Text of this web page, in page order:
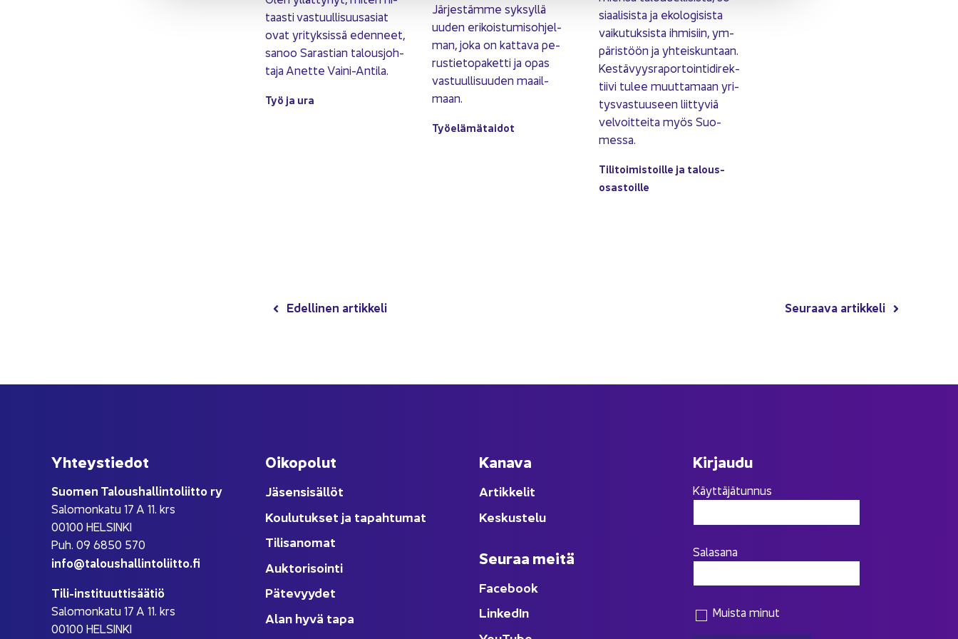
taas­ti vas­tuul­li­suus­asiat
ovat yri­tyk­sis­sä eden­neet,
sanoo Sa­ras­tian ta­lous­joh­
ta­ja Anet­te Vaini-​Antila.
Työ ja ura
Jär­jes­täm­me syk­syl­lä
uuden eri­kois­tu­mis­oh­jel­
man, joka on kat­ta­va pe­
rus­tie­to­pa­ket­ti ja opas
vas­tuul­li­suu­den maa­il­
maan.
Työ­elä­mä­tai­dot
si­aa­li­sis­ta ja eko­lo­gi­sis­ta
vai­ku­tuk­sis­ta ih­mi­siin, ym­
pä­ris­töön ja yh­teis­kun­taan.
Kes­tä­vyys­ra­por­toin­ti­di­rek­
tii­vi tulee muut­ta­maan yri­
tys­vas­tuuseen liit­ty­viä
vel­voit­tei­ta myös Suo­
mes­sa.
Ti­li­toi­mis­toil­le ja ta­lous­
osas­toil­le
Edel­li­nen ar­tik­ke­li Seu­raa­va ar­tik­ke­li
Yh­teys­tie­dot
Suo­men Ta­lous­hal­lin­to­liit­to ry
Sa­lo­mon­ka­tu 17 A 11. krs
00100 HEL­SIN­KI
Puh. 09 6850 570
info@ta­lous­hal­lin­to­liit­to.fi
Tili-​instituuttisäätiö
Sa­lo­mon­ka­tu 17 A 11. krs
00100 HEL­SIN­KI
Oi­ko­po­lut
Jä­sen­si­säl­löt
Kou­lu­tuk­set ja ta­pah­tu­mat
Ti­li­sa­no­mat
Auk­to­ri­soin­ti
Pä­te­vyy­det
Alan hyvä tapa
Ka­na­va
Ar­tik­ke­lit
Kes­kus­te­lu
Seu­raa meitä
Face­book
Lin­ke­dIn
Kir­jau­du
Käyttäjätunnus
Salasana
Muista minut